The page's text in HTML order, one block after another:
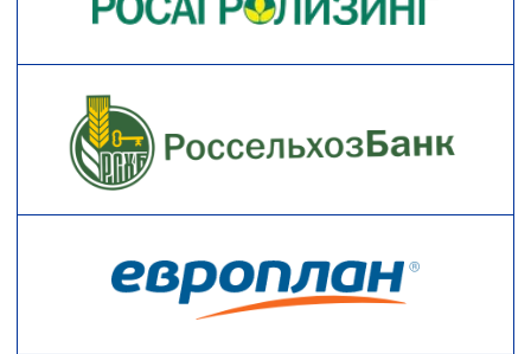
параллельного вождения, агронавигаторы,
«мокрые» запчасти для опрыскивателей,
профессиональные распылители